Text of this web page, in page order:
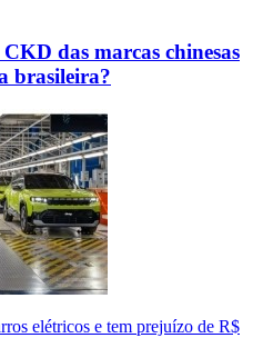
das marcas chinesas
brasileira?
elétricos e tem prejuízo de R$